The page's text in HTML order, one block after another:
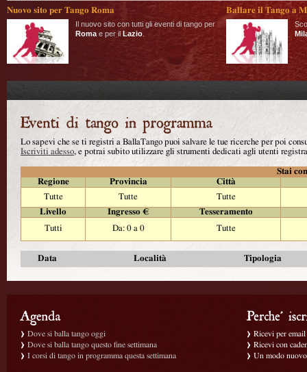
Nuovo sito per Tango Roma
Il nuovo sito con tutti gli eventi di tango per
Roma e per il Lazio
Ballare il Tango a
Lo sapevi che se ti registri a BallaTango puoi salvare le tue ricerche per poi
Iscriviti adesso, e potrai subito utilizzare gli strumenti dedicati agli utenti
Stai
Regione
Provincia
Città
Tutte
Tutte
Tutte
Livello
Ingresso €
Tesseramento
Tutti
Da: 0 a 0 Tutte
Data Località Tipologia
Dove si balla tango oggi
Dove si balla tango questo fine settimana
I corsi di tango in programma questa settimana
Ricevi per
Ricevi con
Un modo